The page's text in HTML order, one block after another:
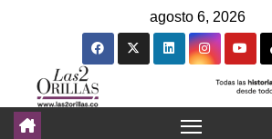
agosto 6, 2026